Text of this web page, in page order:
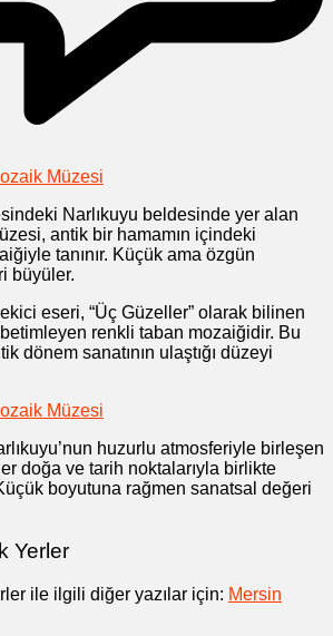
Narlıkuyu beldesinde yer alan
antik bir hamamın içindeki
tanınır. Küçük ama özgün
büyüler.
eseri, “Üç Güzeller” olarak bilinen
renkli taban mozaiğidir. Bu
dönem sanatının ulaştığı düzeyi
huzurlu atmosferiyle birleşen
doğa ve tarih noktalarıyla birlikte
boyutuna rağmen sanatsal değeri
Yerler
ile ilgili diğer yazılar için: Mersin